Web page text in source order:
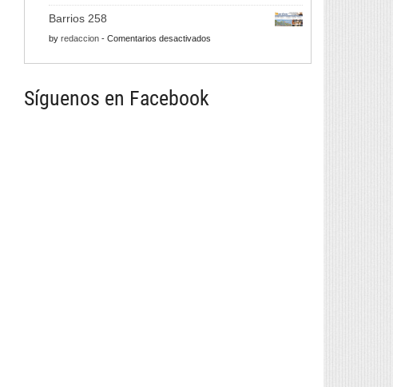
Alfabeto
infinitas
Barrios 258
by redaccion - Comentarios desactivados
Síguenos en Facebook